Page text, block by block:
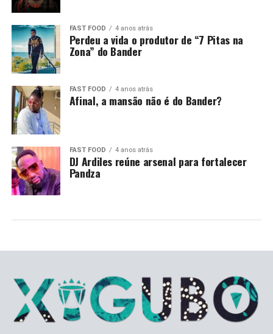
FAST FOOD 4 anos atrás
Perdeu a vida o produtor de “7 Pitas na
Zona” do Bander
FAST FOOD 4 anos atrás
Afinal, a mansão não é do Bander?
FAST FOOD 4 anos atrás
DJ Ardiles reúne arsenal para fortalecer
Pandza